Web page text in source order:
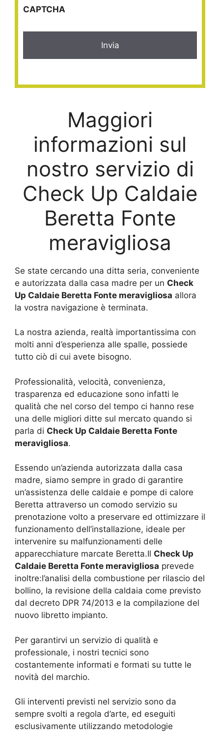
CAPTCHA
Maggiori
informazioni sul
nostro servizio di
Check Up Caldaie
Beretta Fonte
meravigliosa
Se state cercando una ditta seria, conveniente
e autorizzata dalla casa madre per un Check
Up Caldaie Beretta Fonte meravigliosa allora
la vostra navigazione è terminata.
La nostra azienda, realtà importantissima con
molti anni d’esperienza alle spalle, possiede
tutto ciò di cui avete bisogno.
Professionalità, velocità, convenienza,
trasparenza ed educazione sono infatti le
qualità che nel corso del tempo ci hanno rese
una delle migliori ditte sul mercato quando si
parla di Check Up Caldaie Beretta Fonte
meravigliosa.
Essendo un’azienda autorizzata dalla casa
madre, siamo sempre in grado di garantire
un’assistenza delle caldaie e pompe di calore
Beretta attraverso un comodo servizio su
prenotazione volto a preservare ed ottimizzare il
funzionamento dell’installazione, ideale per
intervenire su malfunzionamenti delle
apparecchiature marcate Beretta.Il Check Up
Caldaie Beretta Fonte meravigliosa prevede
inoltre:l’analisi della combustione per rilascio del
bollino, la revisione della caldaia come previsto
dal decreto DPR 74/2013 e la compilazione del
nuovo libretto impianto.
Per garantirvi un servizio di qualità e
professionale, i nostri tecnici sono
costantemente informati e formati su tutte le
novità del marchio.
Gli interventi previsti nel servizio sono da
sempre svolti a regola d’arte, ed eseguiti
esclusivamente utilizzando metodologie